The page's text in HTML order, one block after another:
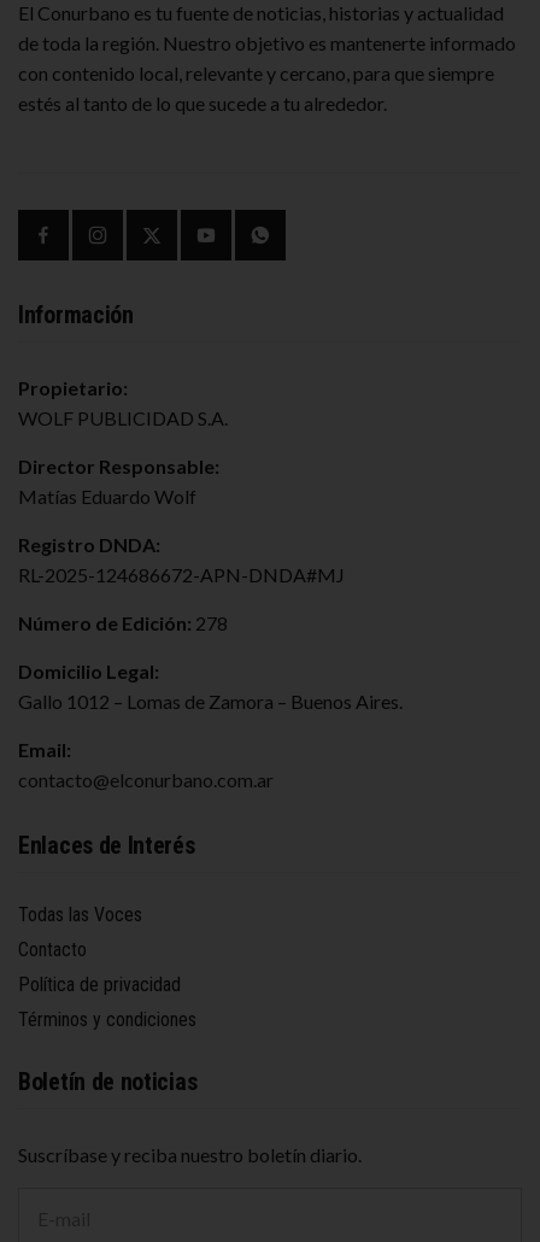
El Conurbano es tu fuente de noticias, historias y actualidad
de toda la región. Nuestro objetivo es mantenerte informado
con contenido local, relevante y cercano, para que siempre
estés al tanto de lo que sucede a tu alrededor.
Información
Propietario:
WOLF PUBLICIDAD S.A.
Director Responsable:
Matías Eduardo Wolf
Registro DNDA:
RL-2025-124686672-APN-DNDA#MJ
Número de Edición: 278
Domicilio Legal:
Gallo 1012 – Lomas de Zamora – Buenos Aires.
Email:
contacto@elconurbano.com.ar
Enlaces de Interés
Todas las Voces
Contacto
Política de privacidad
Términos y condiciones
Boletín de noticias
Suscríbase y reciba nuestro boletín diario.